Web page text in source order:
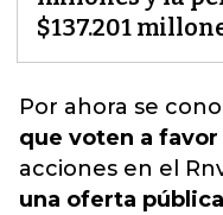
$137.201
Por ahora se
que voten a favor
acciones en el
una oferta